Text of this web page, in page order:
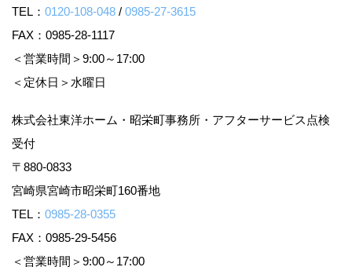
TEL： 0120-108-048 / 0985-27-3615
FAX：0985-28-1117
＜営業時間＞9:00～17:00
＜定休日＞水曜日
株式会社東洋ホーム・昭栄町事務所・アフターサービス点検
受付
〒880-0833
宮崎県宮崎市昭栄町160番地
TEL： 0985-28-0355
FAX：0985-29-5456
＜営業時間＞9:00～17:00